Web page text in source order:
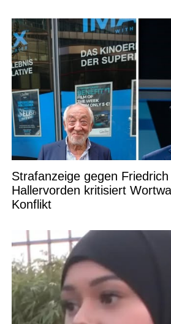
Strafanzeige gegen
Hallervorden kritisiert
Konflikt